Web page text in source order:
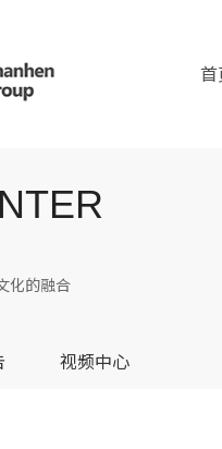
首
化的融合
视频中心